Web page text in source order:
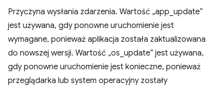
Przyczyna wysłania zdarzenia. Wartość „app_update”
jest używana, gdy ponowne uruchomienie jest
wymagane, ponieważ aplikacja została zaktualizowana
do nowszej wersji. Wartość „os_update” jest używana,
gdy ponowne uruchomienie jest konieczne, ponieważ
przeglądarka lub system operacyjny zostały